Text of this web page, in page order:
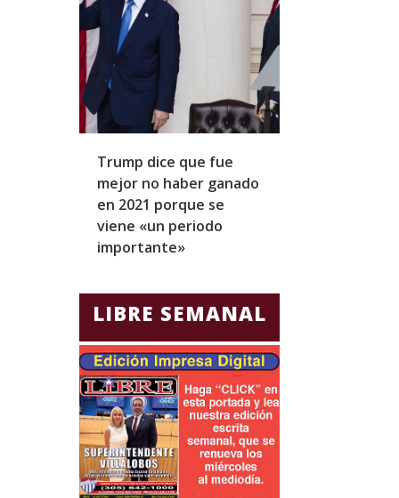
Trump dice que fue
mejor no haber ganado
en 2021 porque se
viene «un periodo
importante»
LIBRE SEMANAL